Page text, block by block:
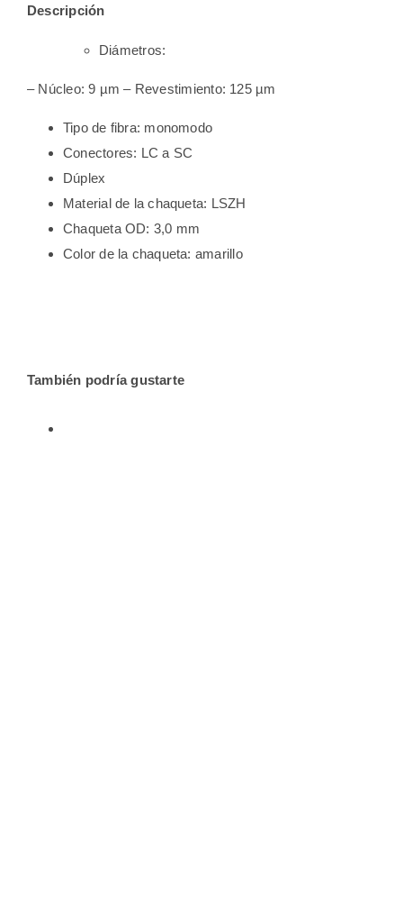
Descripción
Diámetros:
– Núcleo: 9 µm – Revestimiento: 125 µm
Tipo de fibra: monomodo
Conectores: LC a SC
Dúplex
Material de la chaqueta: LSZH
Chaqueta OD: 3,0 mm
Color de la chaqueta: amarillo
También podría gustarte